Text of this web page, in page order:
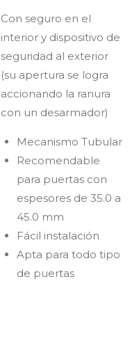
Con seguro en el
interior y dispositivo de
seguridad al exterior
(su apertura se logra
accionando la ranura
con un desarmador)
Mecanismo Tubular
Recomendable
para puertas con
espesores de 35.0 a
45.0 mm
Fácil instalación
Apta para todo tipo
de puertas